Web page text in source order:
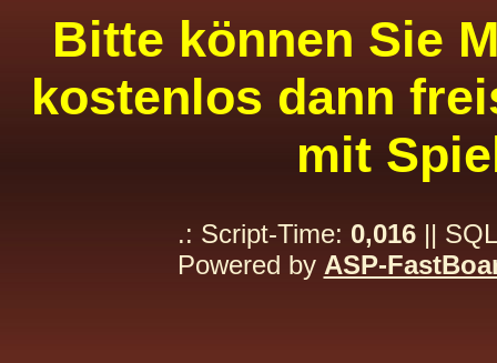
Bitte können Sie
kostenlos dann
mit
.: Script-Time: 0,016||
Powered by ASP-